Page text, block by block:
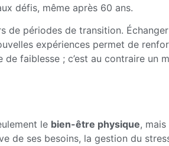
défis, même après 60 ans.
de périodes de transition.
expériences permet de
de faiblesse ; c’est au contraire un
le bien-être physique, mais
de ses besoins, la gestion du